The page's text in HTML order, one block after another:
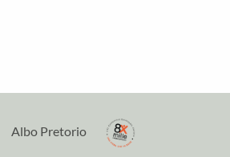
Albo Pretorio